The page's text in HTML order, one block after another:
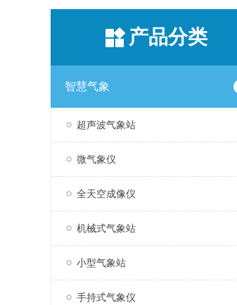
产品分类
智慧气象
超声波气象站
微气象仪
全天空成像仪
机械式气象站
小型气象站
手持式气象仪